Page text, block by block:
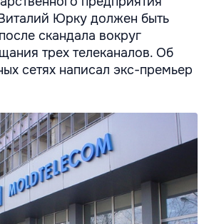
Юрку должен быть
скандала вокруг
трех телеканалов. Об
сетях написал экс-премьер